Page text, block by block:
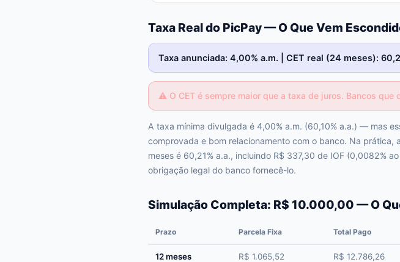
Taxa Real do PicPay — O Que Vem
Taxa anunciada: 4,00% a.m. | CET real (24 meses):
⚠️ O CET é sempre maior que a taxa de juros. Bancos
A taxa mínima divulgada é 4,00% a.m. (60,10% a.a.) — mas
comprovada e bom relacionamento com o banco. Na prática,
meses é 60,21% a.a., incluindo R$ 337,30 de IOF (0,0082%
obrigação legal do banco fornecê-lo.
Simulação Completa: R$ 10.000,00 — O
Prazo Parcela Fixa Total Pago
12 meses R$ 1.065,52 R$ 12.786,26